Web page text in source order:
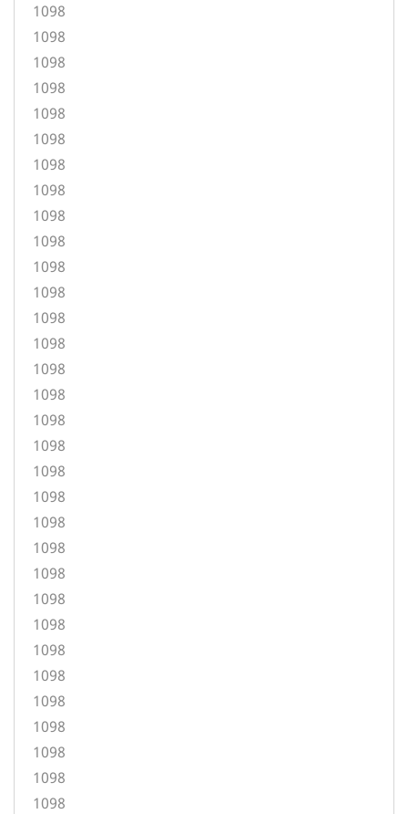
1098
1098
1098
1098
1098
1098
1098
1098
1098
1098
1098
1098
1098
1098
1098
1098
1098
1098
1098
1098
1098
1098
1098
1098
1098
1098
1098
1098
1098
1098
1098
1098